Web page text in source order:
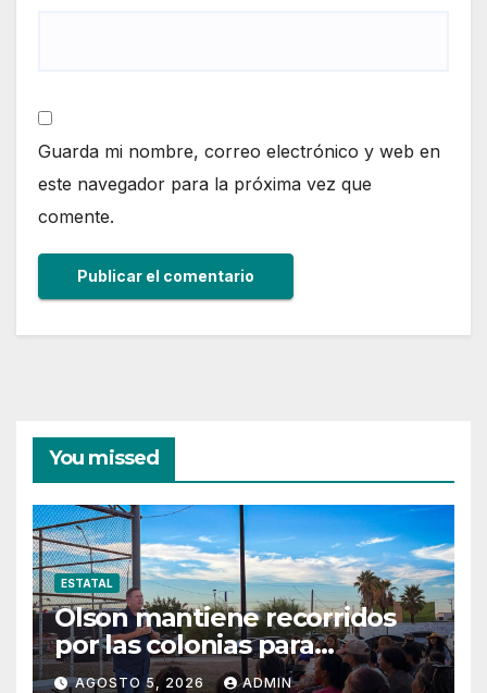
Guarda mi nombre, correo electrónico y web en
este navegador para la próxima vez que
comente.
You missed
ESTATAL
Olson mantiene recorridos
por las colonias para
escuchar a las familias
AGOSTO 5, 2026 ADMIN